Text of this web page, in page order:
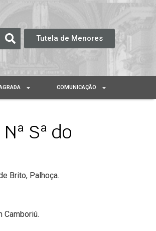
Tutela de Menores
COMUNICAÇÃO
Sª do
Brito, Palhoça.
Camboriú.